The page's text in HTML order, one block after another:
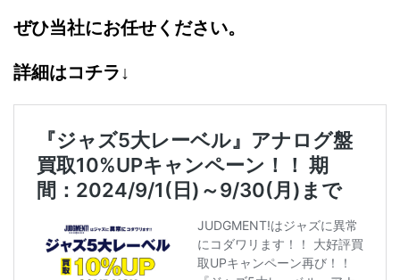
ぜひ当社にお任せください。
詳細はコチラ↓